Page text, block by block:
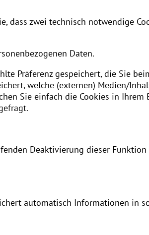
dass zwei technisch notwendige
Daten.
Präferenz gespeichert, die Sie
welche (externen) Medien/
Sie einfach die Cookies in
Deaktivierung dieser
automatisch Informationen in